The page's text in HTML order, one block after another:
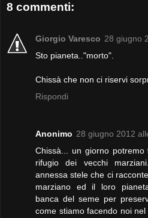
8 commenti:
Giorgio Varesco 28 giugno
Sto pianeta.."morto".
Chissà che non ci riservi
Rispondi
Anonimo 28 giugno 2012
Chissà... un giorno
rifugio dei vecchi
annessa stele che ci
marziano ed il loro
banca del seme per
come stiamo facendo noi